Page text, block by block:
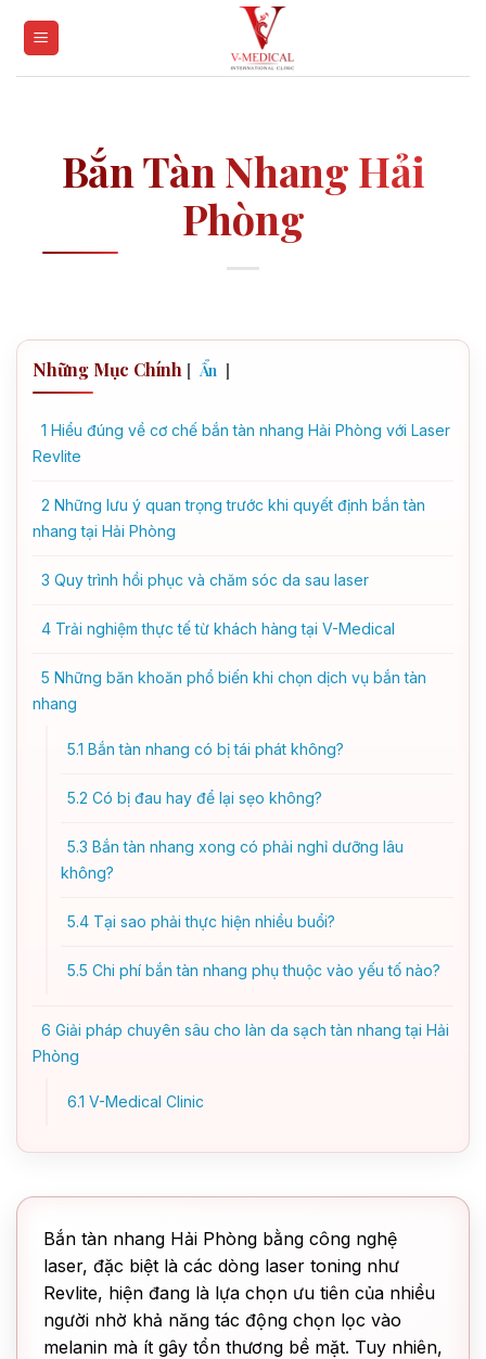
Bắn Tàn Nhang Hải
Phòng
Những Mục Chính [ Ẩn ]
1 Hiểu đúng về cơ chế bắn tàn nhang Hải Phòng với Laser
Revlite
2 Những lưu ý quan trọng trước khi quyết định bắn tàn
nhang tại Hải Phòng
3 Quy trình hồi phục và chăm sóc da sau laser
4 Trải nghiệm thực tế từ khách hàng tại V-Medical
5 Những băn khoăn phổ biến khi chọn dịch vụ bắn tàn
nhang
5.1 Bắn tàn nhang có bị tái phát không?
5.2 Có bị đau hay để lại sẹo không?
5.3 Bắn tàn nhang xong có phải nghỉ dưỡng lâu
không?
5.4 Tại sao phải thực hiện nhiều buổi?
5.5 Chi phí bắn tàn nhang phụ thuộc vào yếu tố nào?
6 Giải pháp chuyên sâu cho làn da sạch tàn nhang tại Hải
Phòng
6.1 V-Medical Clinic
Bắn tàn nhang Hải Phòng bằng công nghệ
laser, đặc biệt là các dòng laser toning như
Revlite, hiện đang là lựa chọn ưu tiên của nhiều
người nhờ khả năng tác động chọn lọc vào
melanin mà ít gây tổn thương bề mặt. Tuy nhiên,